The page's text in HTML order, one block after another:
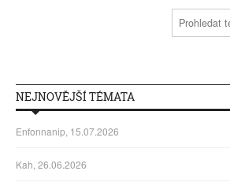
NEJNOVĚJŠÍ TÉMATA
Enfonnanip, 15.07.2026
Kah, 26.06.2026